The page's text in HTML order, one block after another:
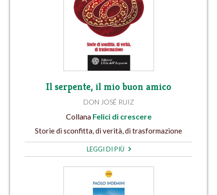
Il serpente, il mio buon amico
DON JOSÉ RUIZ
Collana Felici di crescere
Storie di sconfitta, di verità, di trasformazione
LEGGI DI PIÙ